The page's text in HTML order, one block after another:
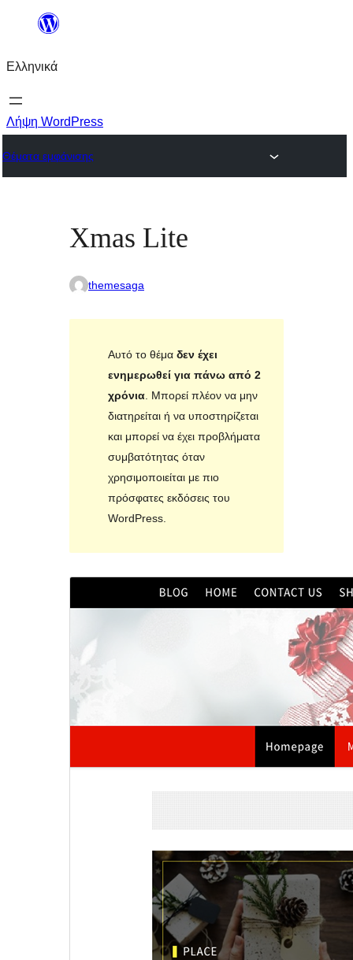
Μετάβαση
περιεχόμενο
Ελληνικά
Λήψη WordPress
Θέματα εμφάνισης
Xmas Lite
themesaga
Αυτό το θέμα δεν έχει
ενημερωθεί για πάνω από 2
χρόνια. Μπορεί πλέον να μην
διατηρείται ή να υποστηρίζεται
και μπορεί να έχει προβλήματα
συμβατότητας όταν
χρησιμοποιείται με πιο
πρόσφατες εκδόσεις του
WordPress.